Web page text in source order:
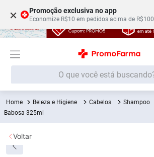
× Promoção exclusiva no app
Economize R$10 em pedidos acima de R$100
O que você está buscando?
Beleza e Higiene Cabelos Shampoo
Babosa 325ml
Voltar
Termos mais buscados
1º Fralda
2